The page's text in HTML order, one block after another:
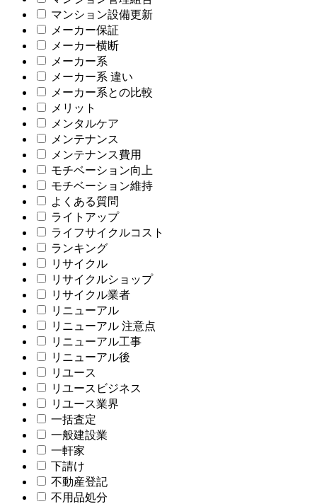
マンション設備更新
メーカー保証
メーカー横断
メーカー系
メーカー系 違い
メーカー系との比較
メリット
メンタルケア
メンテナンス
メンテナンス費用
モチベーション向上
モチベーション維持
よくある質問
ライトアップ
ライフサイクルコスト
ランキング
リサイクル
リサイクルショップ
リサイクル業者
リニューアル
リニューアル 注意点
リニューアル工事
リニューアル後
リユース
リユースビジネス
リユース業界
一括査定
一般建設業
一軒家
下請け
不動産登記
不用品処分